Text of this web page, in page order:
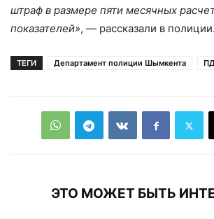
штраф в размере пяти месячных
показателей», — рассказали в полиции.
ТЕГИ Департамент полиции Шымкента
ЭТО МОЖЕТ БЫТЬ